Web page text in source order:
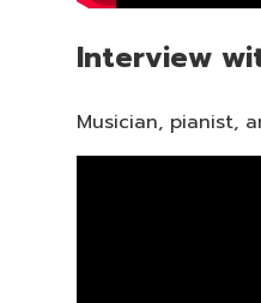
Interview
Musician, pianist,